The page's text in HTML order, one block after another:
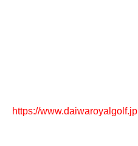
https://www.daiwaroyalgolf.jp